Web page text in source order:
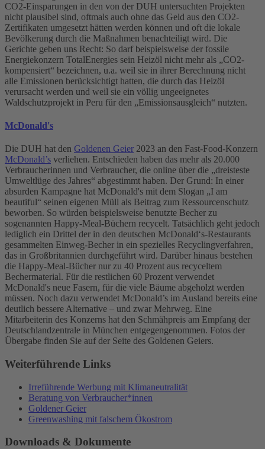
CO2-Einsparungen in den von der DUH untersuchten Projekten
nicht plausibel sind, oftmals auch ohne das Geld aus den CO2-
Zertifikaten umgesetzt hätten werden können und oft die lokale
Bevölkerung durch die Maßnahmen benachteiligt wird. Die
Gerichte geben uns Recht: So darf beispielsweise der fossile
Energiekonzern TotalEnergies sein Heizöl nicht mehr als „CO2-
kompensiert“ bezeichnen, u.a. weil sie in ihrer Berechnung nicht
alle Emissionen berücksichtigt hatten, die durch das Heizöl
verursacht werden und weil sie ein völlig ungeeignetes
Waldschutzprojekt in Peru für den „Emissionsausgleich“ nutzten.
McDonald's
Die DUH hat den Goldenen Geier 2023 an den Fast-Food-Konzern
McDonald’s verliehen. Entschieden haben das mehr als 20.000
Verbraucherinnen und Verbraucher, die online über die „dreisteste
Umweltlüge des Jahres“ abgestimmt haben. Der Grund: In einer
absurden Kampagne hat McDonald's mit dem Slogan „I am
beautiful“ seinen eigenen Müll als Beitrag zum Ressourcenschutz
beworben. So würden beispielsweise benutzte Becher zu
sogenannten Happy-Meal-Büchern recycelt. Tatsächlich geht jedoch
lediglich ein Drittel der in den deutschen McDonald‘s-Restaurants
gesammelten Einweg-Becher in ein spezielles Recyclingverfahren,
das in Großbritannien durchgeführt wird. Darüber hinaus bestehen
die Happy-Meal-Bücher nur zu 40 Prozent aus recyceltem
Bechermaterial. Für die restlichen 60 Prozent verwendet
McDonald's neue Fasern, für die viele Bäume abgeholzt werden
müssen. Noch dazu verwendet McDonald’s im Ausland bereits eine
deutlich bessere Alternative – und zwar Mehrweg. Eine
Mitarbeiterin des Konzerns hat den Schmähpreis am Empfang der
Deutschlandzentrale in München entgegengenommen. Fotos der
Übergabe finden Sie auf der Seite des Goldenen Geiers.
Weiterführende Links
Irreführende Werbung mit Klimaneutralität
Beratung von Verbraucher*innen
Goldener Geier
Greenwashing mit falschem Ökostrom
Downloads & Dokumente